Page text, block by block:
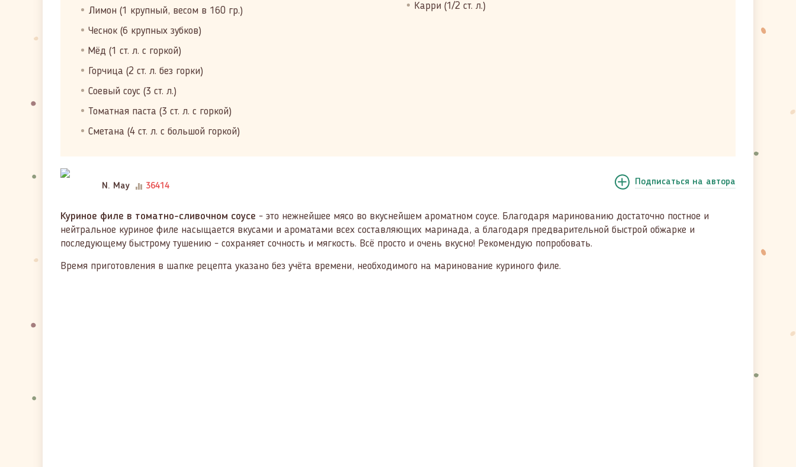
Лимон (1 крупный, весом в 160 гр.)
Чеснок (6 крупных зубков)
Мёд (1 ст. л. с горкой)
Горчица (2 ст. л. без горки)
Соевый соус (3 ст. л.)
Томатная паста (3 ст. л. с горкой)
Сметана (4 ст. л. с большой горкой)
Карри (1/2 ст. л.)
N. May 36414 Подписаться на автора
Куриное филе в томатно-сливочном соусе - это нежнейшее мясо во вкуснейшем ароматном соусе. Благодаря маринованию достаточно постное и
нейтральное куриное филе насыщается вкусами и ароматами всех составляющих маринада, а благодаря предварительной быстрой обжарке и
последующему быстрому тушению - сохраняет сочность и мягкость. Всё просто и очень вкусно! Рекомендую попробовать.
Время приготовления в шапке рецепта указано без учёта времени, необходимого на маринование куриного филе.